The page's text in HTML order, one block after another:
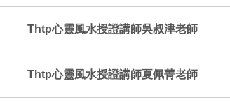
Thtp心靈風水授證講師吳叔津老師
Thtp心靈風水授證講師夏佩菁老師